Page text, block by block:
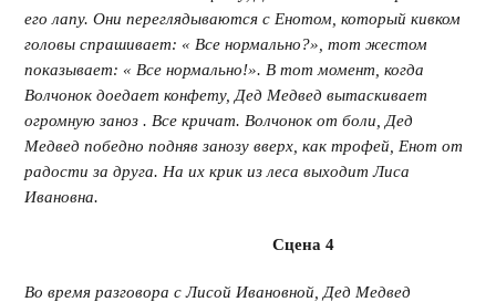
его лапу. Они переглядываются с Енотом, который кивком
головы спрашивает: « Все нормально?», тот жестом
показывает: « Все нормально!». В тот момент, когда
Волчонок доедает конфету, Дед Медвед вытаскивает
огромную заноз . Все кричат. Волчонок от боли, Дед
Медвед победно подняв занозу вверх, как трофей, Енот от
радости за друга. На их крик из леса выходит Лиса
Ивановна.
Сцена 4
Во время разговора с Лисой Ивановной, Дед Медвед